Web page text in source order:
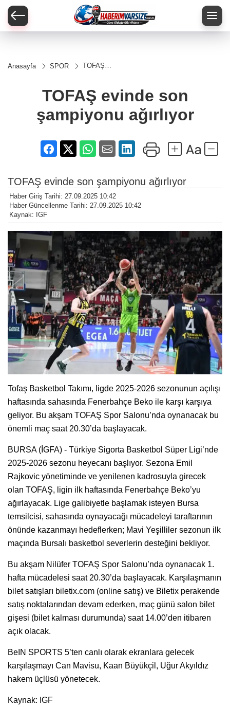
Anasayfa SPOR
TOFAŞ
ağırlıyor
TOFAŞ evinde son
şampiyonu ağırlıyor
TOFAŞ evinde son şampiyonu ağırlıyor
Haber Giriş Tarihi: 27.09.2025 10:42
Haber Güncellenme Tarihi: 27.09.2025 10:42
Kaynak: IGF
Tofaş Basketbol Takımı, ligde 2025-2026 sezonunun açılışı
haftasında sahasında Fenerbahçe Beko ile karşı karşıya
geliyor. Bu akşam TOFAŞ Spor Salonu’nda oynanacak bu
önemli maç saat 20.30’da başlayacak.
BURSA (İGFA) - Türkiye Sigorta Basketbol Süper Ligi’nde
2025-2026 sezonu heyecanı başlıyor. Sezona Emil
Rajkovic yönetiminde ve yenilenen kadrosuyla girecek
olan TOFAŞ, ligin ilk haftasında Fenerbahçe Beko’yu
ağırlayacak. Lige galibiyetle başlamak isteyen Bursa
temsilcisi, sahasında oynayacağı mücadeleyi taraftarının
önünde kazanmayı hedeflerken; Mavi Yeşilliler sezonun ilk
maçında Bursalı basketbol severlerin desteğini bekliyor.
Bu akşam Nilüfer TOFAŞ Spor Salonu’nda oynanacak 1.
hafta mücadelesi saat 20.30’da başlayacak. Karşılaşmanın
bilet satışları biletix.com (online satış) ve Biletix perakende
satış noktalarından devam ederken, maç günü salon bilet
gişesi (bilet kalması durumunda) saat 14.00’den itibaren
açık olacak.
BeIN SPORTS 5’ten canlı olarak ekranlara gelecek
karşılaşmayı Can Mavisu, Kaan Büyükçil, Uğur Akyıldız
hakem üçlüsü yönetecek.
Kaynak: IGF